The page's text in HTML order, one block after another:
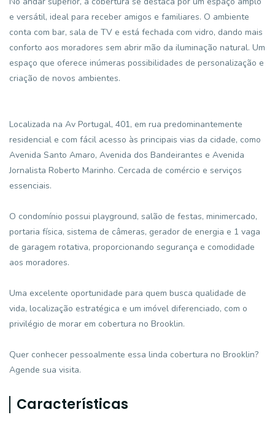
e versátil, ideal para receber amigos e familiares. O ambiente
conta com bar, sala de TV e está fechada com vidro, dando mais
conforto aos moradores sem abrir mão da iluminação natural. Um
espaço que oferece inúmeras possibilidades de personalização e
criação de novos ambientes.
Localizada na Av Portugal, 401, em rua predominantemente
residencial e com fácil acesso às principais vias da cidade, como
Avenida Santo Amaro, Avenida dos Bandeirantes e Avenida
Jornalista Roberto Marinho. Cercada de comércio e serviços
essenciais.
O condomínio possui playground, salão de festas, minimercado,
portaria física, sistema de câmeras, gerador de energia e 1 vaga
de garagem rotativa, proporcionando segurança e comodidade
aos moradores.
Uma excelente oportunidade para quem busca qualidade de
vida, localização estratégica e um imóvel diferenciado, com o
privilégio de morar em cobertura no Brooklin.
Quer conhecer pessoalmente essa linda cobertura no Brooklin?
Agende sua visita.
Características